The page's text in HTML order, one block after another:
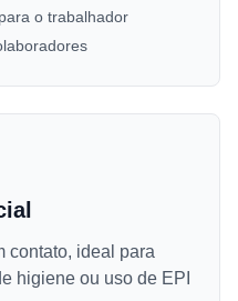
o trabalhador
contato, ideal para
higiene ou uso de EPI